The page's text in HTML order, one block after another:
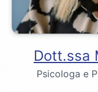
Dott.ssa
Psicologa e